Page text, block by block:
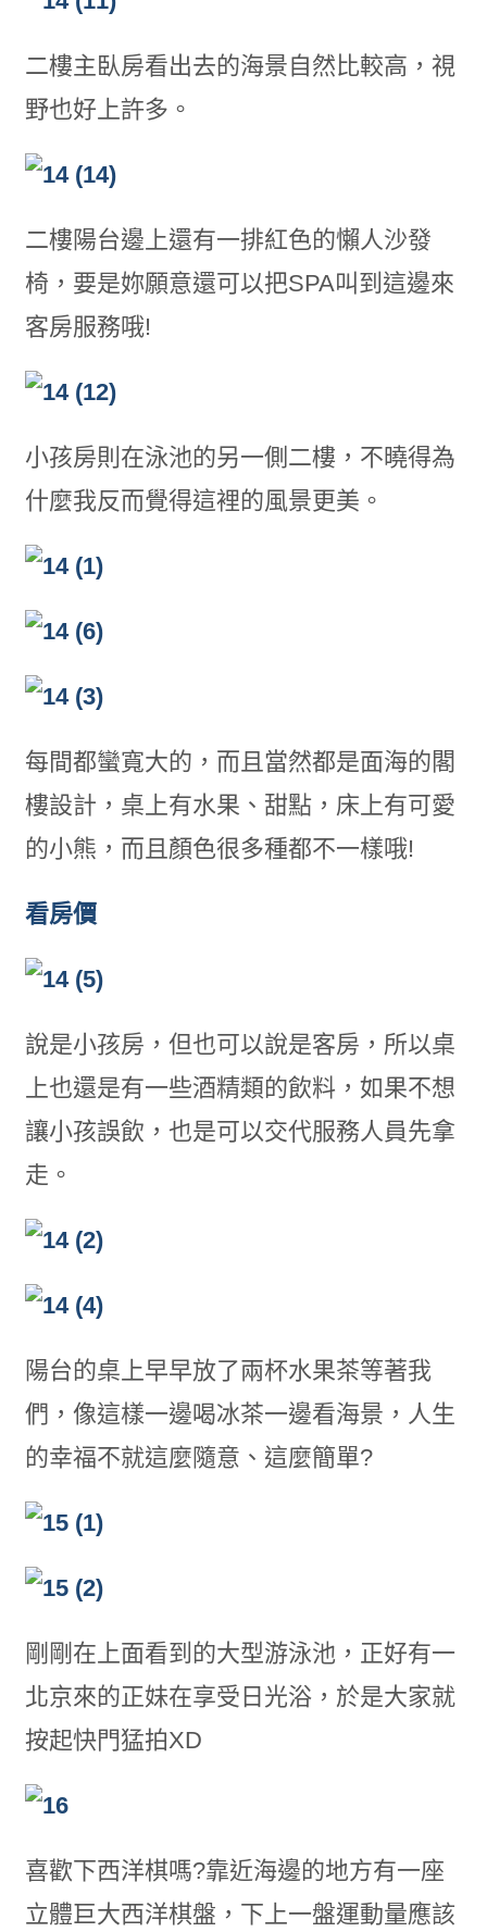
二樓主臥房看出去的海景自然比較高，視
野也好上許多。
二樓陽台邊上還有一排紅色的懶人沙發
椅，要是妳願意還可以把SPA叫到這邊來
客房服務哦!
小孩房則在泳池的另一側二樓，不曉得為
什麼我反而覺得這裡的風景更美。
每間都蠻寬大的，而且當然都是面海的閣
樓設計，桌上有水果、甜點，床上有可愛
的小熊，而且顏色很多種都不一樣哦!
看房價
說是小孩房，但也可以說是客房，所以桌
上也還是有一些酒精類的飲料，如果不想
讓小孩誤飲，也是可以交代服務人員先拿
走。
陽台的桌上早早放了兩杯水果茶等著我
們，像這樣一邊喝冰茶一邊看海景，人生
的幸福不就這麼隨意、這麼簡單?
剛剛在上面看到的大型游泳池，正好有一
北京來的正妹在享受日光浴，於是大家就
按起快門猛拍XD
喜歡下西洋棋嗎?靠近海邊的地方有一座
立體巨大西洋棋盤，下上一盤運動量應該